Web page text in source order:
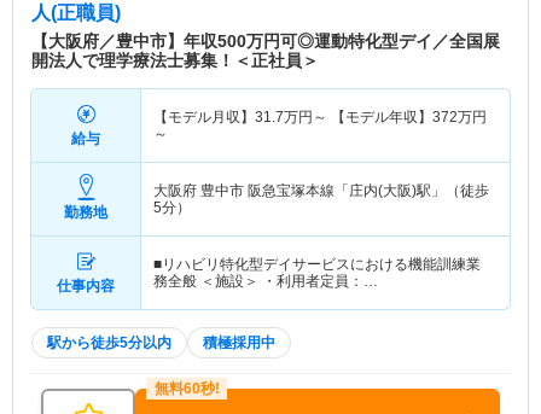
人(正職員)
【大阪府／豊中市】年収500万円可◎運動特化型デイ／全国展
開法人で理学療法士募集！＜正社員＞
給与
【モデル月収】 31.7万円～ 【モデル年収】 372万円
～
勤務地
大阪府 豊中市 阪急宝塚本線「庄内(大阪)駅」（徒歩
5分）
仕事内容
■リハビリ特化型デイサービスにおける機能訓練業
務全般 ＜施設＞ ・利用者定員：…
駅から徒歩5分以内 積極採用中